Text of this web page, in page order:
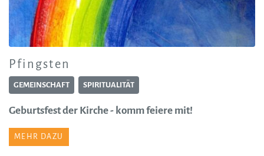
Pfingsten
GEMEINSCHAFT SPIRITUALITÄT
Geburtsfest der Kirche - komm feiere mit!
MEHR DAZU